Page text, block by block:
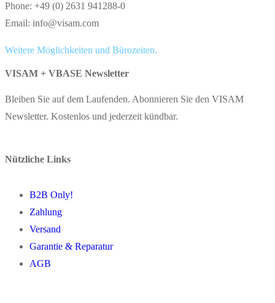
Phone: +49 (0) 2631 941288-0
Email: info@visam.com
Weitere Möglichkeiten und Bürozeiten.
VISAM + VBASE Newsletter
Bleiben Sie auf dem Laufenden. Abonnieren Sie den VISAM
Newsletter. Kostenlos und jederzeit kündbar.
Nützliche Links
B2B Only!
Zahlung
Versand
Garantie & Reparatur
AGB